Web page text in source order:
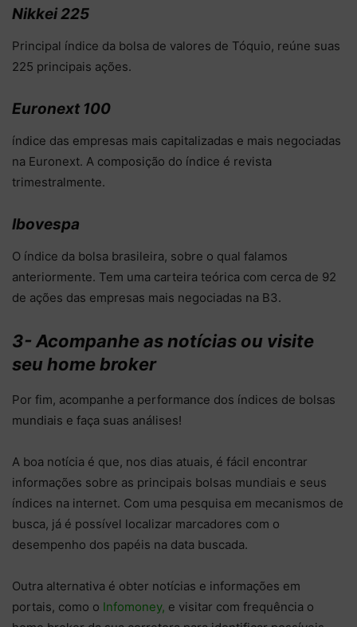
Nikkei 225
Principal índice da bolsa de valores de Tóquio, reúne suas
225 principais ações.
Euronext 100
índice das empresas mais capitalizadas e mais negociadas
na Euronext. A composição do índice é revista
trimestralmente.
Ibovespa
O índice da bolsa brasileira, sobre o qual falamos
anteriormente. Tem uma carteira teórica com cerca de 92
de ações das empresas mais negociadas na B3.
3- Acompanhe as notícias ou visite
seu home broker
Por fim, acompanhe a performance dos índices de bolsas
mundiais e faça suas análises!
A boa notícia é que, nos dias atuais, é fácil encontrar
informações sobre as principais bolsas mundiais e seus
índices na internet. Com uma pesquisa em mecanismos de
busca, já é possível localizar marcadores com o
desempenho dos papéis na data buscada.
Outra alternativa é obter notícias e informações em
portais, como o Infomoney, e visitar com frequência o